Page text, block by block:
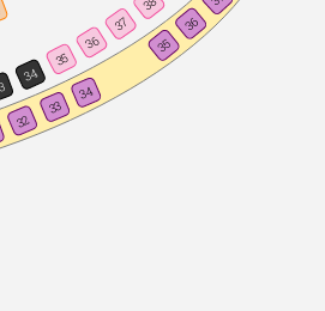
34
34
32
33
35
36
37
38
35
36